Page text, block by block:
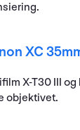
XC
X-T30 III
objektivet.